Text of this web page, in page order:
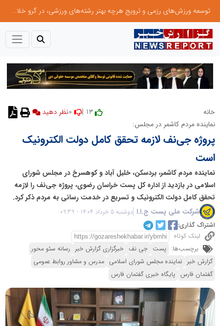
توسعه ورزش‌های رزمی و ترویج هرچه بهتر رشته‌های ورزشی، در گرو خلاقیت و نوآوری است
خانه 13 |
نظر دهید
نماینده مردم کاشمر در مجلس:
پروژه جی‌نف لازمه تحقق کامل دولت الکترونیک
است
نماینده مردم کاشمر، بردسکن، خلیل آباد و کوهسرخ در مجلس شورای
اسلامی در بازدید از اداره کل پست خراسان رضوی، پروژه جی‌نف را لازمه
تحقق کامل دولت الکترونیک و تسریع در خدمت رسانی به مردم ذکر کرد.
شرکت ملی پست ج.ا.ا دوشنبه 5 خرداد 1404 - 09:39
اشتراک گذاری:
لینک کوتاه
برچسب‌ها: پست جی نف خبرگزاری گزارش خبر رسانه سئو محور
گزارش خبر نماینده مجلس شورای اسلامی مدرس و مشاور روابط عمومی
گفتمان فارس پایگاه خبری گفتمان فارس